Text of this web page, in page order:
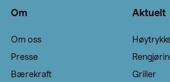
Om
Om oss
Presse
Bærekraft
Aktuelt
Griller